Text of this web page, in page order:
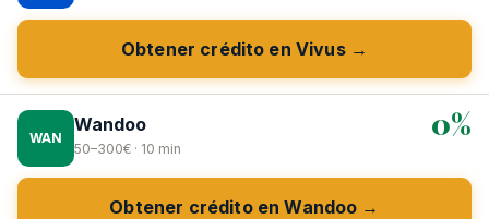
Obtener crédito en Vivus →
WAN
Wandoo
50–300€ · 10 min
0%
Obtener crédito en Wandoo →